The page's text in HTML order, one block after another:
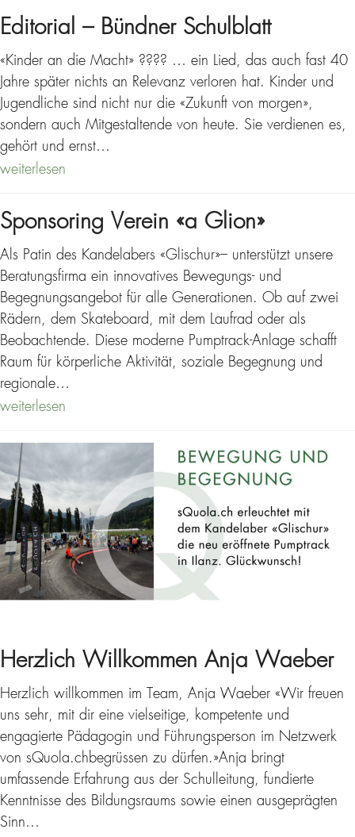
Editorial – Bündner Schulblatt
«Kinder an die Macht» ???? … ein Lied, das auch fast 40
Jahre später nichts an Relevanz verloren hat. Kinder und
Jugendliche sind nicht nur die «Zukunft von morgen»,
sondern auch Mitgestaltende von heute. Sie verdienen es,
gehört und ernst…
weiterlesen
Sponsoring Verein «a Glion»
Als Patin des Kandelabers «Glischur»– unterstützt unsere
Beratungsfirma ein innovatives Bewegungs- und
Begegnungsangebot für alle Generationen. Ob auf zwei
Rädern, dem Skateboard, mit dem Laufrad oder als
Beobachtende. Diese moderne Pumptrack-Anlage schafft
Raum für körperliche Aktivität, soziale Begegnung und
regionale…
weiterlesen
Herzlich Willkommen Anja Waeber
Herzlich willkommen im Team, Anja Waeber «Wir freuen
uns sehr, mit dir eine vielseitige, kompetente und
engagierte Pädagogin und Führungsperson im Netzwerk
von sQuola.chbegrüssen zu dürfen.»Anja bringt
umfassende Erfahrung aus der Schulleitung, fundierte
Kenntnisse des Bildungsraums sowie einen ausgeprägten
Sinn…